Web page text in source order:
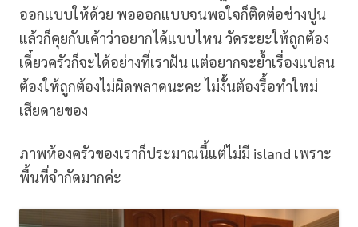
ออกแบบให้ด้วย พอออกแบบจนพอใจก็ติดต่อช่างปูน
แล้วก็คุยกับเค้าว่าอยากได้แบบไหน วัดระยะให้ถูกต้อง
เดี๋ยวครัวก็จะได้อย่างที่เราฝัน แต่อยากจะย้ำเรื่องแปลน
ต้องให้ถูกต้องไม่ผิดพลาดนะคะ ไม่งั้นต้องรื้อทำใหม่
เสียดายของ
ภาพห้องครัวของเราก็ประมาณนี้แต่ไม่มี island เพราะ
พื้นที่จำกัดมากค่ะ